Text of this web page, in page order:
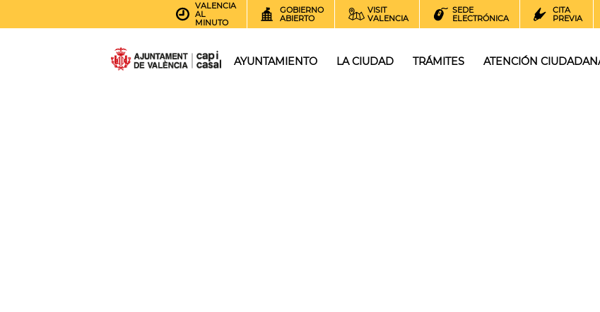
VALENCIA
AL
MINUTO
GOBIERNO
ABIERTO
VISIT
VALENCIA
SEDE
ELECTRÓNICA
CITA
PREVIA
AYUNTAMIENTO LA CIUDAD TRÁMITES ATENCIÓN